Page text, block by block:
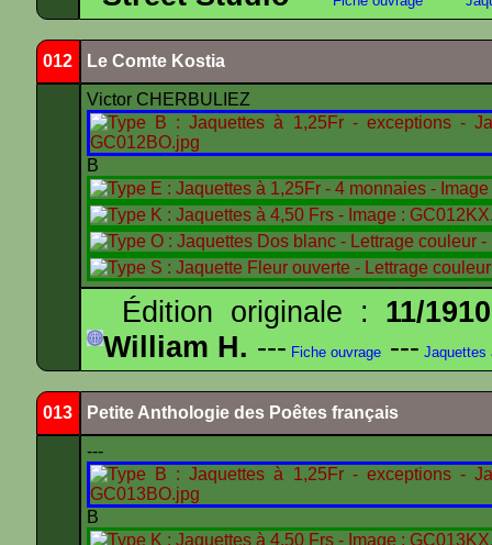
012 Le Comte Kostia
Victor CHERBULIEZ
B
Édition originale : 11/1910
William H. --- Fiche ouvrage --- Jaquettes
013 Petite Anthologie des Poêtes français
---
B